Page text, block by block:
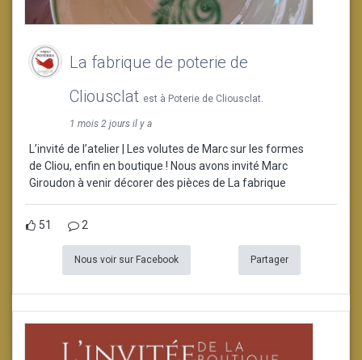
La fabrique de poterie de
Cliousclat est à Poterie de Cliousclat.
1 mois 2 jours il y a
L’invité de l’atelier | Les volutes de Marc sur les formes
de Cliou, enfin en boutique ! Nous avons invité Marc
Giroudon à venir décorer des pièces de La fabrique
51 2
Nous voir sur Facebook Partager